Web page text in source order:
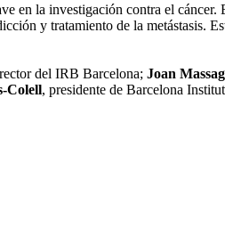
en la investigación contra el
y tratamiento de la metástasis.
del IRB Barcelona; Joan
Colell, presidente de Barcelona